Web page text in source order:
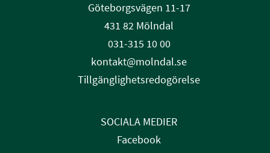
Göteborgsvägen 11-17
431 82 Mölndal
031-315 10 00
kontakt@molndal.se
Tillgänglighetsredogörelse
SOCIALA MEDIER
Facebook